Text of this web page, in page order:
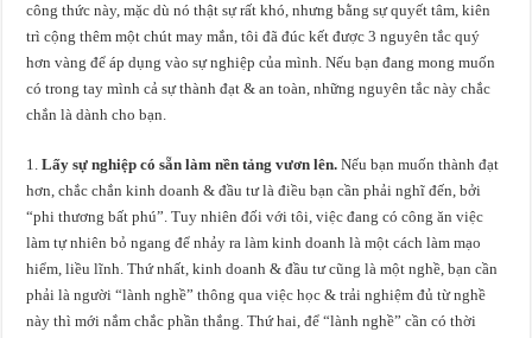
công thức này, mặc dù nó thật sự rất khó, nhưng bằng sự quyết tâm, kiên
trì cộng thêm một chút may mắn, tôi đã đúc kết được 3 nguyên tắc quý
hơn vàng để áp dụng vào sự nghiệp của mình. Nếu bạn đang mong muốn
có trong tay mình cả sự thành đạt & an toàn, những nguyên tắc này chắc
chắn là dành cho bạn.
Lấy sự nghiệp có sẵn làm nền tảng vươn lên. Nếu bạn muốn thành đạt
hơn, chắc chắn kinh doanh & đầu tư là điều bạn cần phải nghĩ đến, bởi
“phi thương bất phú”. Tuy nhiên đối với tôi, việc đang có công ăn việc
làm tự nhiên bỏ ngang để nhảy ra làm kinh doanh là một cách làm mạo
hiểm, liều lĩnh. Thứ nhất, kinh doanh & đầu tư cũng là một nghề, bạn cần
phải là người “lành nghề” thông qua việc học & trải nghiệm đủ từ nghề
này thì mới nắm chắc phần thắng. Thứ hai, để “lành nghề” cần có thời